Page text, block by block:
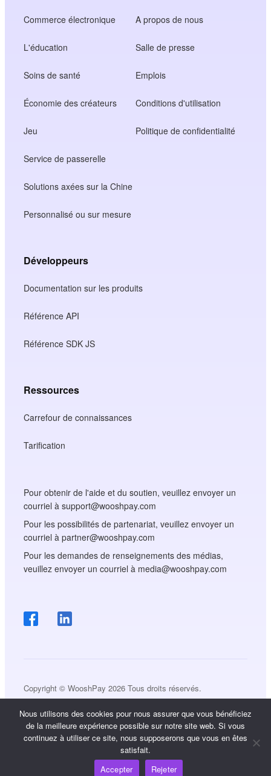
Commerce électronique
L'éducation
Soins de santé
Économie des créateurs
Jeu
Service de passerelle
Solutions axées sur la Chine
Personnalisé ou sur mesure
A propos de nous
Salle de presse
Emplois
Conditions d'utilisation
Politique de confidentialité
Développeurs
Documentation sur les produits
Référence API
Référence SDK JS
Ressources
Carrefour de connaissances
Tarification
Pour obtenir de l'aide et du soutien, veuillez envoyer un
courriel à support@wooshpay.com
Pour les possibilités de partenariat, veuillez envoyer un
courriel à partner@wooshpay.com
Pour les demandes de renseignements des médias,
veuillez envoyer un courriel à media@wooshpay.com
Copyright © WooshPay 2026 Tous droits réservés.
Nous utilisons des cookies pour nous assurer que vous bénéficiez
de la meilleure expérience possible sur notre site web. Si vous
continuez à utiliser ce site, nous supposerons que vous en êtes
satisfait.
Accepter
Rejeter